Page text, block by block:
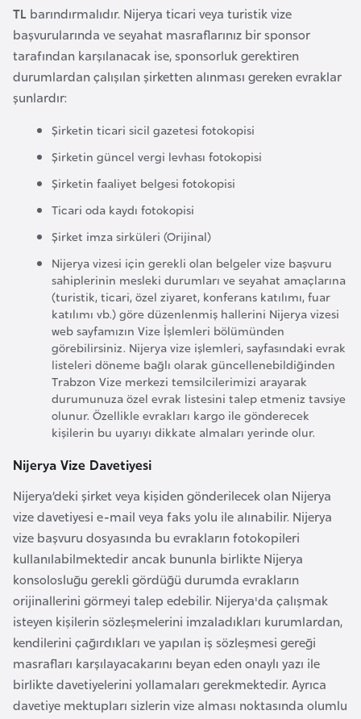
TL barındırmalıdır. Nijerya ticari veya turistik vize
başvurularında ve seyahat masraflarınız bir sponsor
tarafından karşılanacak ise, sponsorluk gerektiren
durumlardan çalışılan şirketten alınması gereken evraklar
şunlardır:
Şirketin ticari sicil gazetesi fotokopisi
Şirketin güncel vergi levhası fotokopisi
Şirketin faaliyet belgesi fotokopisi
Ticari oda kaydı fotokopisi
Şirket imza sirküleri (Orijinal)
Nijerya vizesi için gerekli olan belgeler vize başvuru
sahiplerinin mesleki durumları ve seyahat amaçlarına
(turistik, ticari, özel ziyaret, konferans katılımı, fuar
katılımı vb.) göre düzenlenmiş hallerini Nijerya vizesi
web sayfamızın Vize İşlemleri bölümünden
görebilirsiniz. Nijerya vize işlemleri, sayfasındaki evrak
listeleri döneme bağlı olarak güncellenebildiğinden
Trabzon Vize merkezi temsilcilerimizi arayarak
durumunuza özel evrak listesini talep etmeniz tavsiye
olunur. Özellikle evrakları kargo ile gönderecek
kişilerin bu uyarıyı dikkate almaları yerinde olur.
Nijerya Vize Davetiyesi
Nijerya’deki şirket veya kişiden gönderilecek olan Nijerya
vize davetiyesi e-mail veya faks yolu ile alınabilir. Nijerya
vize başvuru dosyasında bu evrakların fotokopileri
kullanılabilmektedir ancak bununla birlikte Nijerya
konsolosluğu gerekli gördüğü durumda evrakların
orijinallerini görmeyi talep edebilir. Nijerya'da çalışmak
isteyen kişilerin sözleşmelerini imzaladıkları kurumlardan,
kendilerini çağırdıkları ve yapılan iş sözleşmesi gereği
masrafları karşılayacakarını beyan eden onaylı yazı ile
birlikte davetiyelerini yollamaları gerekmektedir. Ayrıca
davetiye mektupları sizlerin vize alması noktasında olumlu
b
u
t
i
e
o
k
r
a
t
i
k
K
o
n
g